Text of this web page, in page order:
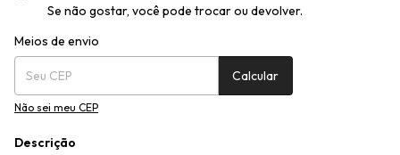
Se não gostar, você pode trocar ou devolver.
Entregas para o CEP:
Meios de envio
Calcular
Não sei meu CEP
Descrição